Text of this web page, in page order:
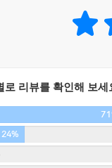
절한 양을 분사한다.
보이도록 매력을 높
보여 마음에 든다. 어
에게 가장 중요한 것
더 소중한 당신의 상
는 ‘궁극의 한마디’
니라 “장점이 많습니다
세요.”가 아니라 “지
신상품 홍보 문구를
, 마트나 시장, 길
을 앞두고 있는 사
로 리뷰를 확인해 보세
24%